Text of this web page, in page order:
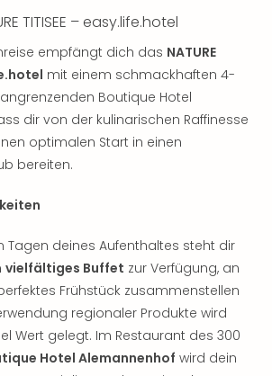
TITISEE – easy.life.hotel
empfängt dich das NATURE
mit einem schmackhaften 4-
Boutique Hotel
dir von der kulinarischen Raffinesse
optimalen Start in einen
bereiten.
Tagen deines Aufenthaltes steht dir
vielfältiges Buffet zur Verfügung, an
Frühstück zusammenstellen
regionaler Produkte wird
Wert gelegt. Im Restaurant des 300
Hotel Alemannenhof wird dein